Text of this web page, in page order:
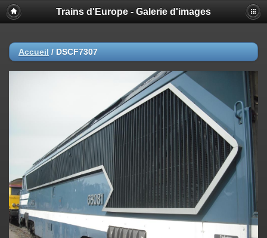
Trains d'Europe - Galerie d'images
Accueil / DSCF7307